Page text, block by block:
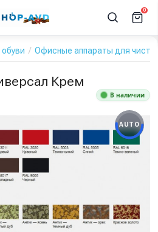
0
Офисные аппараты для
Крем
В наличии
AUTO